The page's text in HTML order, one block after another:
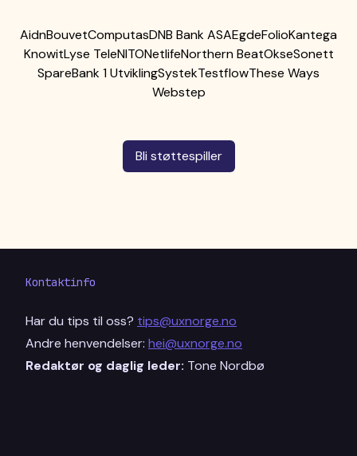
AidnBouvetComputasDNB Bank ASAEgdeFolioKantega
KnowitLyse TeleNITONetlifeNorthern BeatOkseSonett
SpareBank 1 UtviklingSystekTestflowThese Ways
Webstep
Bli støttespiller
Kontaktinfo
Har du tips til oss? tips@uxnorge.no
Andre henvendelser: hei@uxnorge.no
Redaktør og daglig leder: Tone Nordbø